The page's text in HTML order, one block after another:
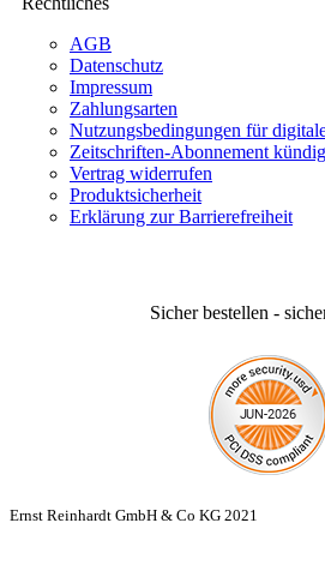
AGB
Datenschutz
Impressum
Zahlungsarten
Nutzungsbedingungen für
Zeitschriften-Abonnement
Vertrag widerrufen
Produktsicherheit
Erklärung zur Barrierefreiheit
Sicher bestellen -
Ernst Reinhardt GmbH & Co KG 2021